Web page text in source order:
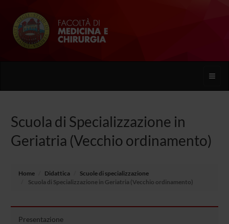
Toggle
Scuola di Specializzazione in
Geriatria (Vecchio ordinamento)
Home Didattica
Scuole di specializzazione
Scuola di Specializzazione in Geriatria (Vecchio ordinamento)
Presentazione